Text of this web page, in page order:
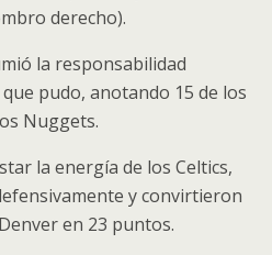
derecho).
la responsabilidad
pudo, anotando 15 de los
Nuggets.
la energía de los Celtics,
y convirtieron
en 23 puntos.